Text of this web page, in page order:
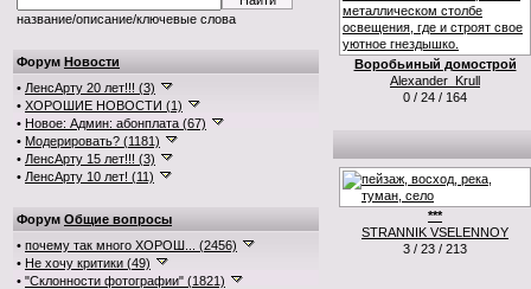
название/описание/ключевые слова
Форум Новости
• ЛенсАрту 20 лет!!! (3)
• ХОРОШИЕ НОВОСТИ (1)
• Новое: Админ: абонплата (67)
• Модерировать? (1181)
• ЛенсАрту 15 лет!!! (3)
• ЛенсАрту 10 лет! (11)
Форум Общие вопросы
• почему так много ХОРОШ... (2456)
• Не хочу критики (49)
• "Склонности фотографии" (1821)
Воробьиный домострой
Alexander_Krull
0 / 24 / 164
***
STRANNIK VSELENNOY
3 / 23 / 213